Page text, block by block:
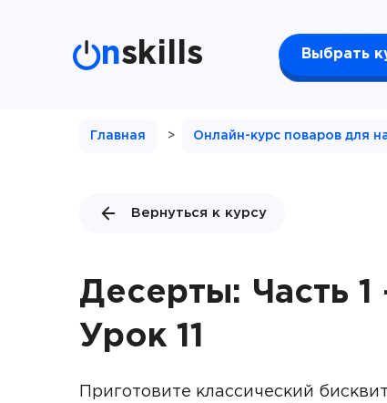
nskills Выбрать
Главная > Онлайн-курс поваров для
Вернуться к курсу
Десерты: Часть 1
Урок 11
Приготовите классический